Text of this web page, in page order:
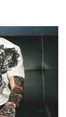
4 राशि
रहेगी खुशहाल